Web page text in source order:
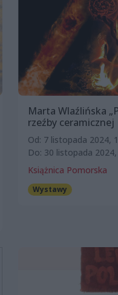
Marta Wlaźlińska
rzeźby ceramicznej
Od: 7 listopada 2024,
Do: 30 listopada
Książnica Pomorska
Wystawy